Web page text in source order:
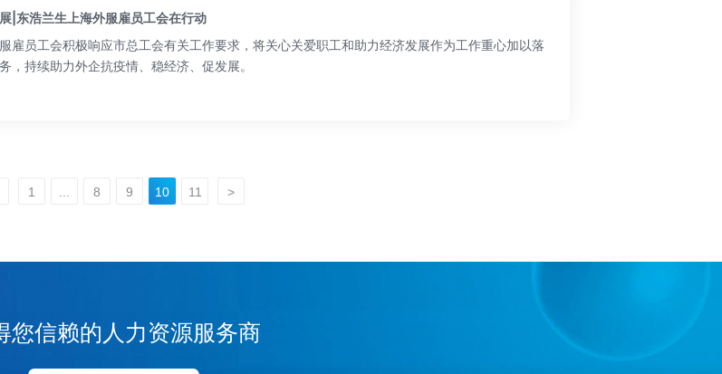
|东浩兰生上海外服雇员工会在行动
雇员工会积极响应市总工会有关工作要求，将关心关爱职工和助力经济发展作为工作重心加以落
，持续助力外企抗疫情、稳经济、促发展。
1 8 9 10 11 >
您信赖的人力资源服务商